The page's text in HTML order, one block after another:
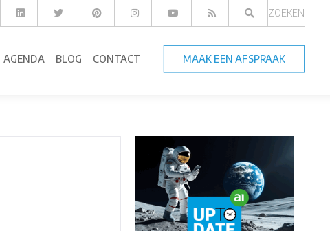
ZOEKEN
AGENDA BLOG CONTACT MAAK EEN AFSPRAAK